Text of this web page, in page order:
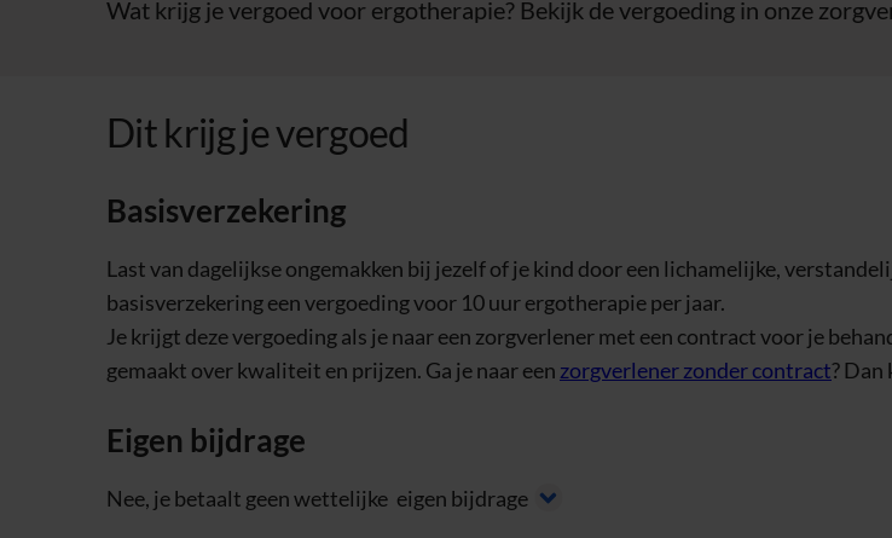
Wat krijg je vergoed voor ergotherapie? Bekijk de vergoeding in onze
Dit krijg je vergoed
Basisverzekering
Last van dagelijkse ongemakken bij jezelf of je kind door een lichamelijke,
basisverzekering een vergoeding voor 10 uur ergotherapie per jaar.
Je krijgt deze vergoeding als je naar een zorgverlener met een contract voor je
gemaakt over kwaliteit en prijzen. Ga je naar een zorgverlener zonder contract? Dan
Eigen bijdrage
Nee, je betaalt geen wettelijke eigen bijdrage